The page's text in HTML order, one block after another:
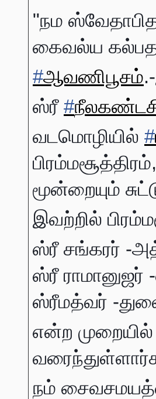
"நம
கைவல்ய
#ஆவணிபூசம்
ஸ்ரீ #
வடமொழியில் #
மூன்றையும்
இவற்றில்
ஸ்ரீ சங்கரர் -
ஸ்ரீ
ஸ்ரீமத்வர் -
என்ற
நம்